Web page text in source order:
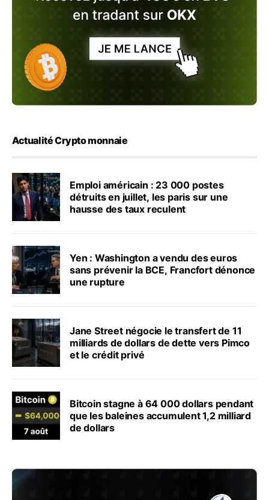
Actualité Crypto monnaie
Emploi américain : 23 000 postes
détruits en juillet, les paris sur une
hausse des taux reculent
Yen : Washington a vendu des euros
sans prévenir la BCE, Francfort dénonce
une rupture
Jane Street négocie le transfert de 11
milliards de dollars de dette vers Pimco
et le crédit privé
Bitcoin stagne à 64 000 dollars pendant
que les baleines accumulent 1,2 milliard
de dollars